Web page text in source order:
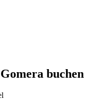
buchen